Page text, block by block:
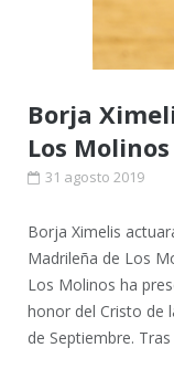
Borja
Los
31 agosto 2019
Borja Ximelis
Madrileña de Los
Los Molinos ha
honor del Cristo de
de Septiembre.